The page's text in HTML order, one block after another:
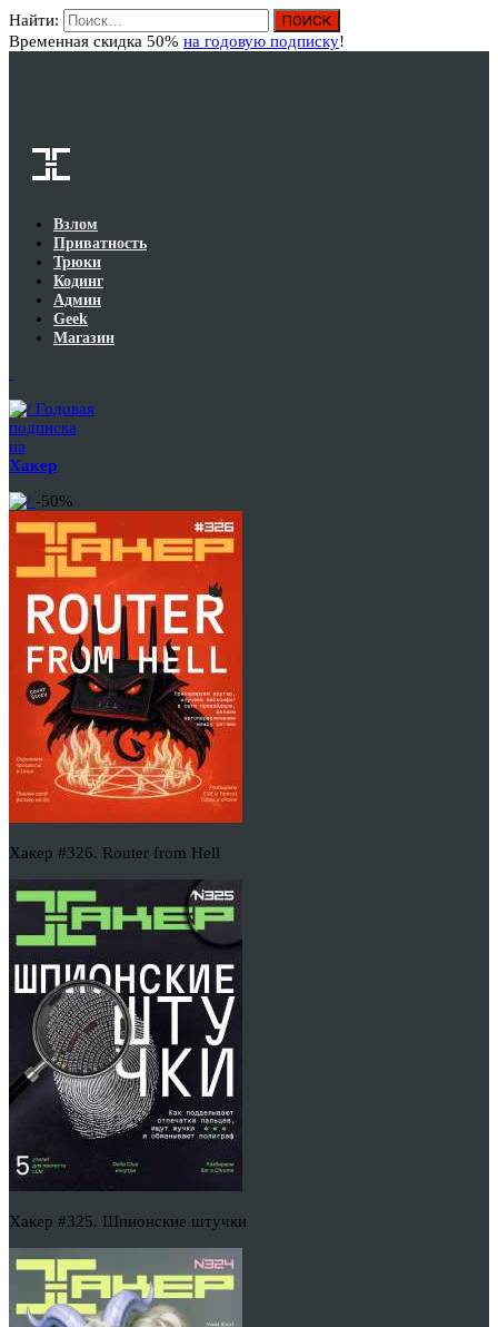
Найти:
Временная скидка 50% на годовую подписку!
Взлом
Приватность
Трюки
Кодинг
Админ
Geek
Магазин
Годовая
подписка
на
Хакер
-50%
Хакер #326. Router from Hell
Хакер #325. Шпионские штучки